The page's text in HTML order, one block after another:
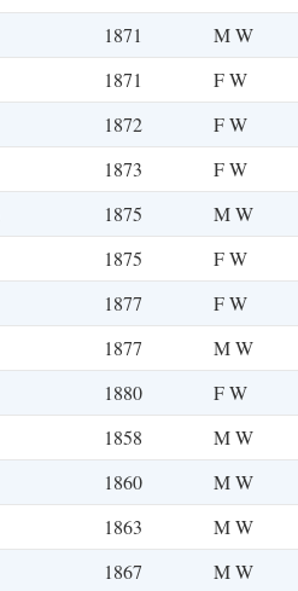
1871
M W
1871
F W
1872
F W
1873
F W
1875
M W
1875
F W
1877
F W
1877
M W
1880
F W
1858
M W
1860
M W
1863
M W
1867
M W